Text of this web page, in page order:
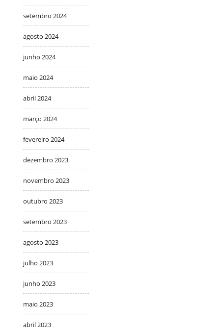
setembro 2024
agosto 2024
junho 2024
maio 2024
abril 2024
março 2024
fevereiro 2024
dezembro 2023
novembro 2023
outubro 2023
setembro 2023
agosto 2023
julho 2023
junho 2023
maio 2023
abril 2023